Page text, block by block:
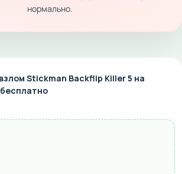
нормально.
Stickman Backflip Killer 5 на